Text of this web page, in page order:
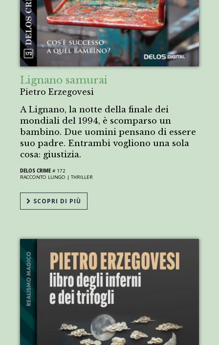
Lignano samurai
Pietro Erzegovesi
A Lignano, la notte della finale dei
mondiali del 1994, è scomparso un
bambino. Due uomini pensano di essere
suo padre. Entrambi vogliono una sola
cosa: giustizia.
DELOS CRIME # 172
RACCONTO LUNGO |THRILLER
SCOPRI DI PIÙ